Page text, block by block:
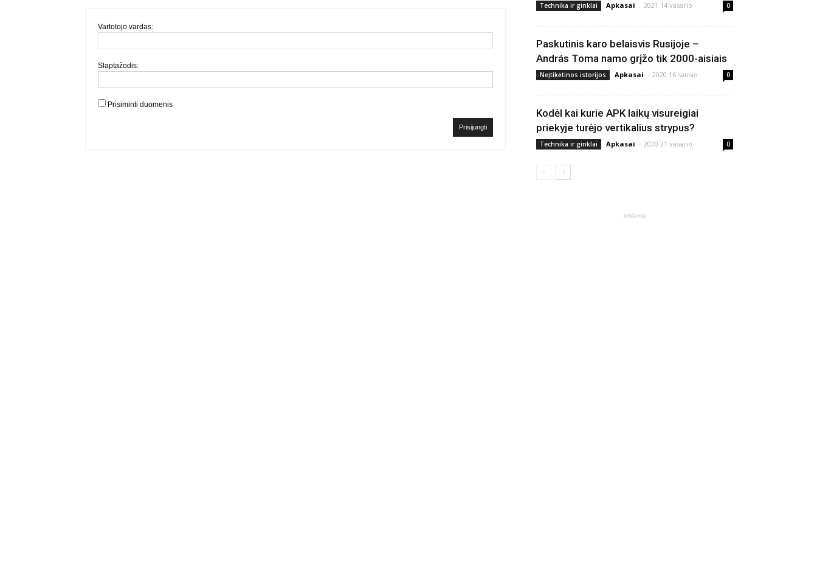
Vartotojo vardas:
Slaptažodis:
Prisiminti duomenis
Prisijungti
Technika ir ginklai Apkasai - 2021 14 vasario 0
Paskutinis karo belaisvis Rusijoje –
András Toma namo grįžo tik 2000-aisiais
Neįtikėtinos istorijos Apkasai - 2020 16 sausio 0
Kodėl kai kurie APK laikų visureigiai
priekyje turėjo vertikalius strypus?
Technika ir ginklai Apkasai - 2020 21 vasario 0
- reklama -